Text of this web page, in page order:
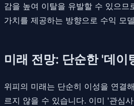
감을 높여 이탈을 유발할 수 있으므
가치를 제공하는 방향으로 수익 모
미래 전망: 단순한 '데이
위피의 미래는 단순히 이성을 연결
르지 않을 수 있습니다. 이미 '관심